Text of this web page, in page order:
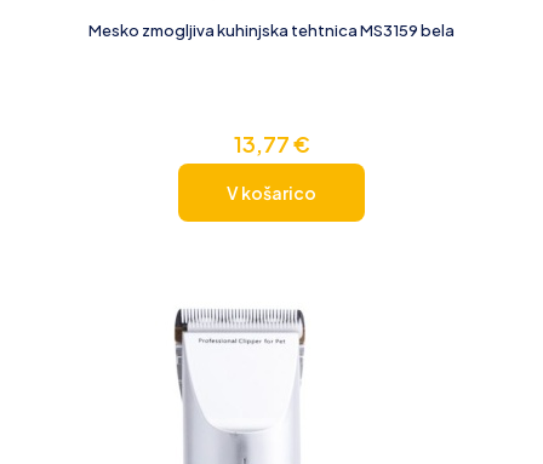
Mesko zmogljiva kuhinjska tehtnica MS3159 bela
13,77€
V košarico